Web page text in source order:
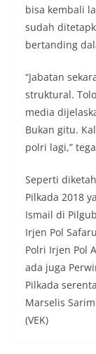
bisa kembali
sudah
bertanding
“Jabatan
struktural.
media
Bukan gitu.
polri lagi,”
Seperti
Pilkada 2018
Ismail di
Irjen Pol
Polri Irjen Pol
ada juga
Pilkada
Marselis
(VEK)